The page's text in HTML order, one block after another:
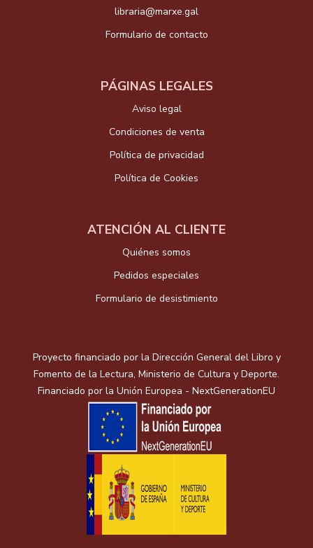
libraria@marxe.gal
Formulario de contacto
PÁGINAS LEGALES
Aviso legal
Condiciones de venta
Política de privacidad
Política de Cookies
ATENCIÓN AL CLIENTE
Quiénes somos
Pedidos especiales
Formulario de desistimiento
Proyecto financiado por la Dirección General del Libro y
Fomento de la Lectura, Ministerio de Cultura y Deporte.
Financiado por la Unión Europea - NextGenerationEU